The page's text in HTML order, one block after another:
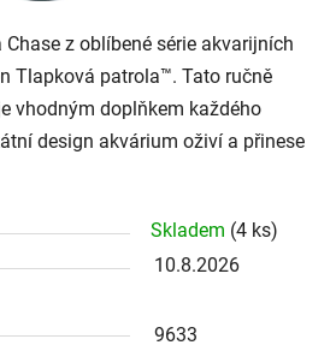
Chase z oblíbené série akvarijních
Tlapková patrola™. Tato ručně
vhodným doplňkem každého
design akvárium oživí a přinese
Skladem (4 ks)
10.8.2026
9633